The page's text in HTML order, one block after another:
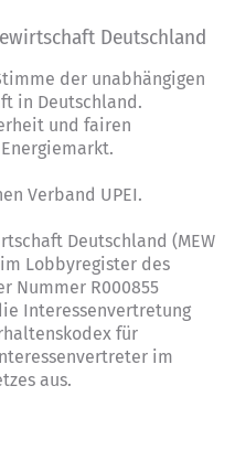
Deutschland
der unabhängigen
in Deutschland.
und fairen
Verband UPEI.
Deutschland (MEW
Lobbyregister des
Nummer R000855
Interessenvertretung
für
im
aus.